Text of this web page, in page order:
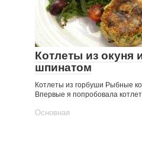
Котлеты из окуня
шпинатом
Котлеты из горбуши Рыбные
Впервые я попробовала
Основная